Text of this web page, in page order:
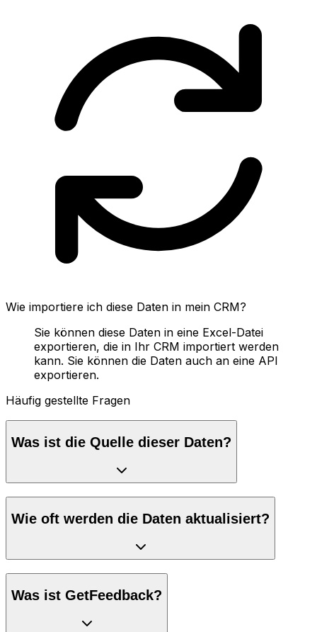
Wie importiere ich diese Daten in mein CRM?
Sie können diese Daten in eine Excel-Datei
exportieren, die in Ihr CRM importiert werden
kann. Sie können die Daten auch an eine API
exportieren.
Häufig gestellte Fragen
Was ist die Quelle dieser Daten?
Wie oft werden die Daten aktualisiert?
Was ist GetFeedback?